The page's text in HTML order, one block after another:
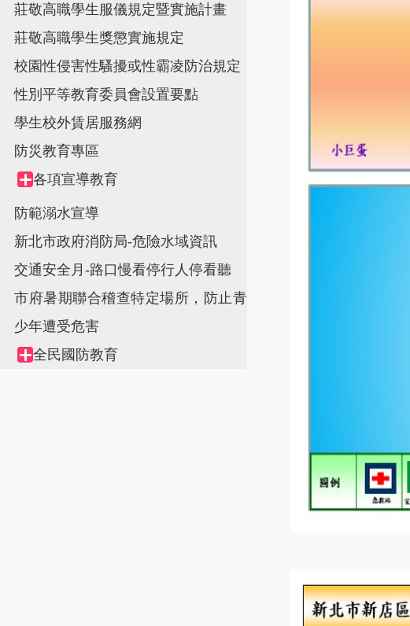
莊敬高職學生服儀規定暨實施計畫
莊敬高職學生獎懲實施規定
校園性侵害性騷擾或性霸凌防治規定
性別平等教育委員會設置要點
學生校外賃居服務網
防災教育專區
Collapse
node
各項宣導教育
防範溺水宣導
新北市政府消防局-危險水域資訊
交通安全月-路口慢看停行人停看聽
市府暑期聯合稽查特定場所，防止青
少年遭受危害
Collapse
全民國防教育